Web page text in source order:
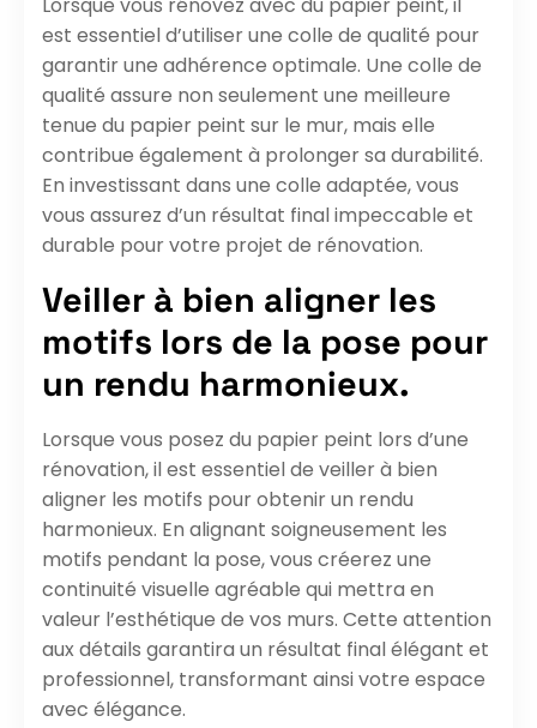
Lorsque vous rénovez avec du papier peint, il
est essentiel d’utiliser une colle de qualité pour
garantir une adhérence optimale. Une colle de
qualité assure non seulement une meilleure
tenue du papier peint sur le mur, mais elle
contribue également à prolonger sa durabilité.
En investissant dans une colle adaptée, vous
vous assurez d’un résultat final impeccable et
durable pour votre projet de rénovation.
Veiller à bien aligner les
motifs lors de la pose pour
un rendu harmonieux.
Lorsque vous posez du papier peint lors d’une
rénovation, il est essentiel de veiller à bien
aligner les motifs pour obtenir un rendu
harmonieux. En alignant soigneusement les
motifs pendant la pose, vous créerez une
continuité visuelle agréable qui mettra en
valeur l’esthétique de vos murs. Cette attention
aux détails garantira un résultat final élégant et
professionnel, transformant ainsi votre espace
avec élégance.